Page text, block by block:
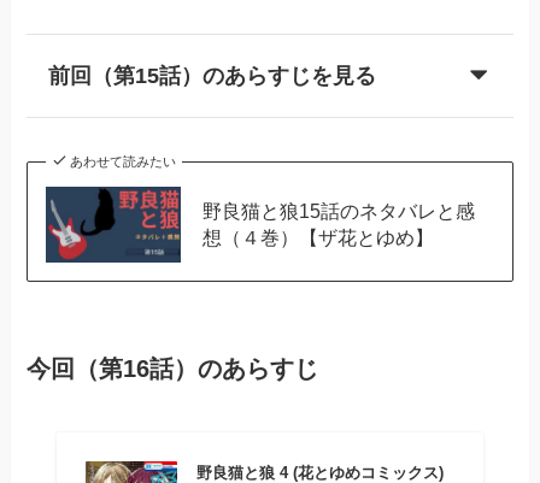
前回（第15話）のあらすじを見る
あわせて読みたい
野良猫と狼15話のネタバレと感
想（４巻）【ザ花とゆめ】
今回（第16話）のあらすじ
野良猫と狼 4 (花とゆめコミックス)